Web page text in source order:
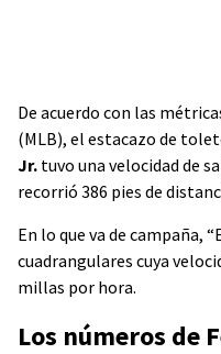
De acuerdo con las
(MLB), el estacazo de
Jr. tuvo una velocidad de
recorrió 386 pies de
En lo que va de campaña,
cuadrangulares cuya
millas por hora.
Los números de